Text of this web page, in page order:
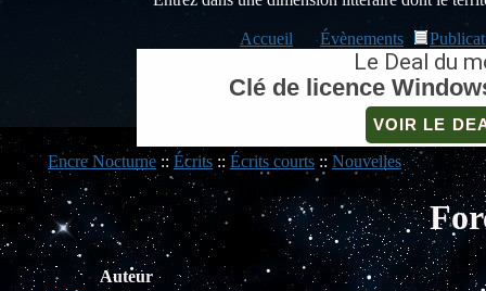
Accueil Évènements
Le Deal du
Clé de licence
VOIR LE
Encre Nocturne :: Écrits :: Écrits courts :: Nouvelles
Auteur